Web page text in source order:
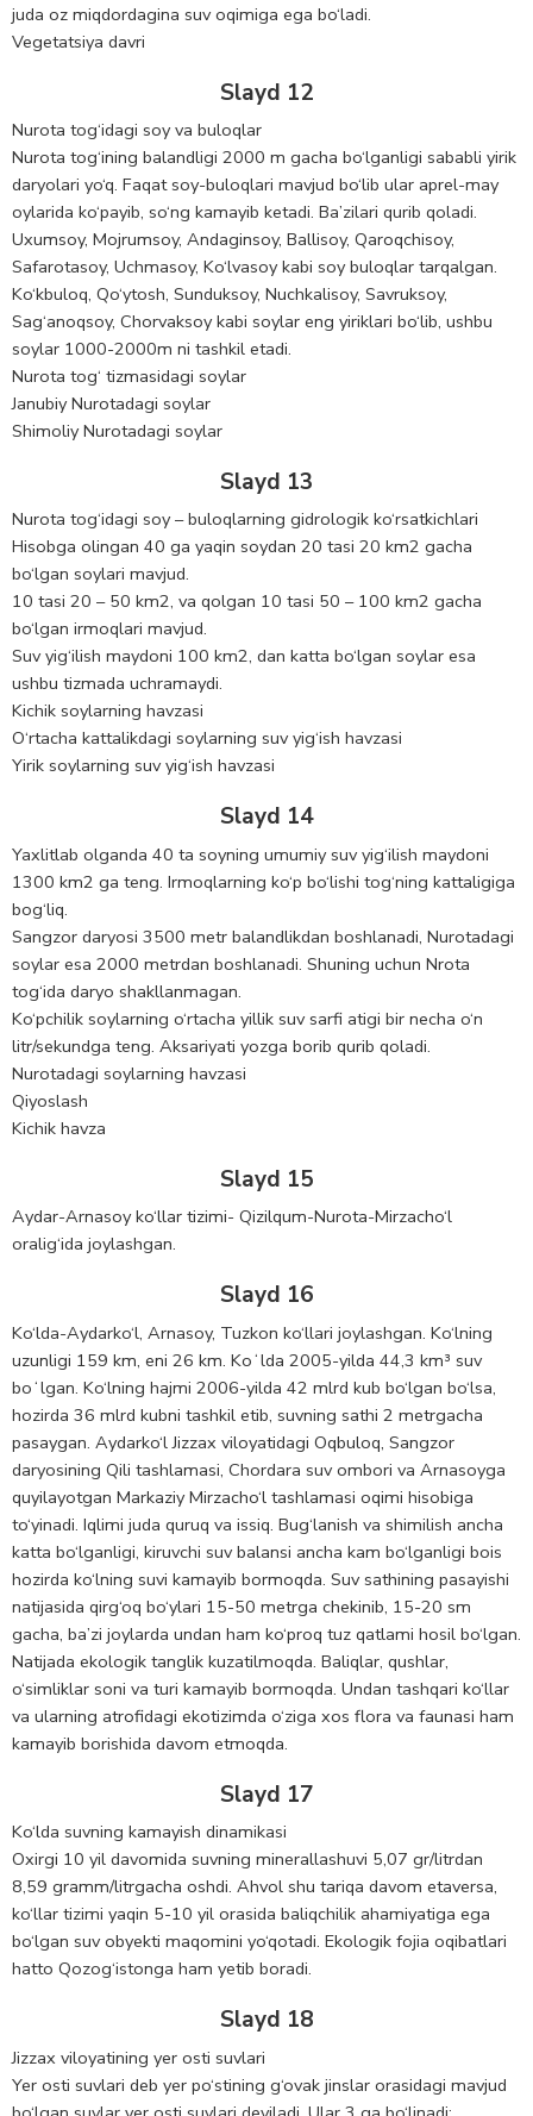
juda oz miqdordagina suv oqimiga ega bo‘ladi.
Vegetatsiya davri
Slayd 12
Nurota tog‘idagi soy va buloqlar
Nurota tog‘ining balandligi 2000 m gacha bo‘lganligi sababli yirik
daryolari yo‘q. Faqat soy-buloqlari mavjud bo‘lib ular aprel-may
oylarida ko‘payib, so‘ng kamayib ketadi. Ba’zilari qurib qoladi.
Uxumsoy, Mojrumsoy, Andaginsoy, Ballisoy, Qaroqchisoy,
Safarotasoy, Uchmasoy, Ko‘lvasoy kabi soy buloqlar tarqalgan.
Ko‘kbuloq, Qo‘ytosh, Sunduksoy, Nuchkalisoy, Savruksoy,
Sag‘anoqsoy, Chorvaksoy kabi soylar eng yiriklari bo‘lib, ushbu
soylar 1000-2000m ni tashkil etadi.
Nurota tog‘ tizmasidagi soylar
Janubiy Nurotadagi soylar
Shimoliy Nurotadagi soylar
Slayd 13
Nurota tog‘idagi soy – buloqlarning gidrologik ko‘rsatkichlari
Hisobga olingan 40 ga yaqin soydan 20 tasi 20 km2 gacha
bo‘lgan soylari mavjud.
10 tasi 20 – 50 km2, va qolgan 10 tasi 50 – 100 km2 gacha
bo‘lgan irmoqlari mavjud.
Suv yig‘ilish maydoni 100 km2, dan katta bo‘lgan soylar esa
ushbu tizmada uchramaydi.
Kichik soylarning havzasi
O‘rtacha kattalikdagi soylarning suv yig‘ish havzasi
Yirik soylarning suv yig‘ish havzasi
Slayd 14
Yaxlitlab olganda 40 ta soyning umumiy suv yig‘ilish maydoni
1300 km2 ga teng. Irmoqlarning ko‘p bo‘lishi tog‘ning kattaligiga
bog‘liq.
Sangzor daryosi 3500 metr balandlikdan boshlanadi, Nurotadagi
soylar esa 2000 metrdan boshlanadi. Shuning uchun Nrota
tog‘ida daryo shakllanmagan.
Ko‘pchilik soylarning o‘rtacha yillik suv sarfi atigi bir necha o‘n
litr/sekundga teng. Aksariyati yozga borib qurib qoladi.
Nurotadagi soylarning havzasi
Qiyoslash
Kichik havza
Slayd 15
Aydar-Arnasoy ko‘llar tizimi- Qizilqum-Nurota-Mirzacho‘l
oralig‘ida joylashgan.
Slayd 16
Ko‘lda-Aydarko‘l, Arnasoy, Tuzkon ko‘llari joylashgan. Ko‘lning
uzunligi 159 km, eni 26 km. Koʻlda 2005-yilda 44,3 km³ suv
boʻlgan. Ko‘lning hajmi 2006-yilda 42 mlrd kub bo‘lgan bo‘lsa,
hozirda 36 mlrd kubni tashkil etib, suvning sathi 2 metrgacha
pasaygan. Аydarko‘l Jizzax viloyatidagi Oqbuloq, Sangzor
daryosining Qili tashlamasi, Chordara suv ombori va Аrnasoyga
quyilayotgan Markaziy Mirzacho‘l tashlamasi oqimi hisobiga
to‘yinadi. Iqlimi juda quruq va issiq. Bug‘lanish va shimilish ancha
katta bo‘lganligi, kiruvchi suv balansi ancha kam bo‘lganligi bois
hozirda ko‘lning suvi kamayib bormoqda. Suv sathining pasayishi
natijasida qirg‘oq bo‘ylari 15-50 metrga chekinib, 15-20 sm
gacha, ba’zi joylarda undan ham ko‘proq tuz qatlami hosil bo‘lgan.
Natijada ekologik tanglik kuzatilmoqda. Baliqlar, qushlar,
o‘simliklar soni va turi kamayib bormoqda. Undan tashqari ko‘llar
va ularning atrofidagi ekotizimda o‘ziga xos flora va faunasi ham
kamayib borishida davom etmoqda.
Slayd 17
Ko‘lda suvning kamayish dinamikasi
Oxirgi 10 yil davomida suvning minerallashuvi 5,07 gr/litrdan
8,59 gramm/litrgacha oshdi. Аhvol shu tariqa davom etaversa,
ko‘llar tizimi yaqin 5-10 yil orasida baliqchilik ahamiyatiga ega
bo‘lgan suv obyekti maqomini yo‘qotadi. Ekologik fojia oqibatlari
hatto Qozog‘istonga ham yetib boradi.
Slayd 18
Jizzax viloyatining yer osti suvlari
Yer osti suvlari deb yer po‘stining g‘ovak jinslar orasidagi mavjud